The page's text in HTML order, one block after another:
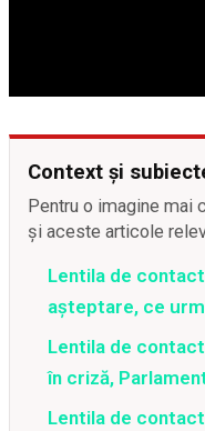
Context și
Pentru o imagine mai
și aceste articole
Lentila de
așteptare, ce
Lentila de
în criză,
Lentila de